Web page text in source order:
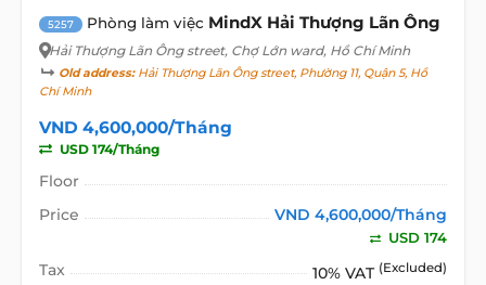
5257 Phòng làm việc MindX Hải Thượng Lãn Ông
Hải Thượng Lãn Ông street, Chợ Lớn ward, Hồ Chí Minh
Old address:Hải Thượng Lãn Ông street, Phường 11, Quận 5, Hồ
Chí Minh
VND 4,600,000/Tháng
USD 174/Tháng
Floor
Price
VND 4,600,000/Tháng
USD 174
Tax 10% VAT (Excluded)